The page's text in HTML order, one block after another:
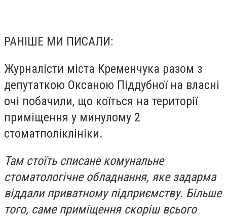
РАНІШЕ МИ ПИСАЛИ:
Журналісти міста Кременчука разом з
депутаткою Оксаною Піддубної на власні
очі побачили, що коїться на території
приміщення у минулому 2
стоматполіклініки.
Там стоїть списане комунальне
стоматологічне обладнання, яке задарма
віддали приватному підприємству. Більше
того, саме приміщення скоріш всього